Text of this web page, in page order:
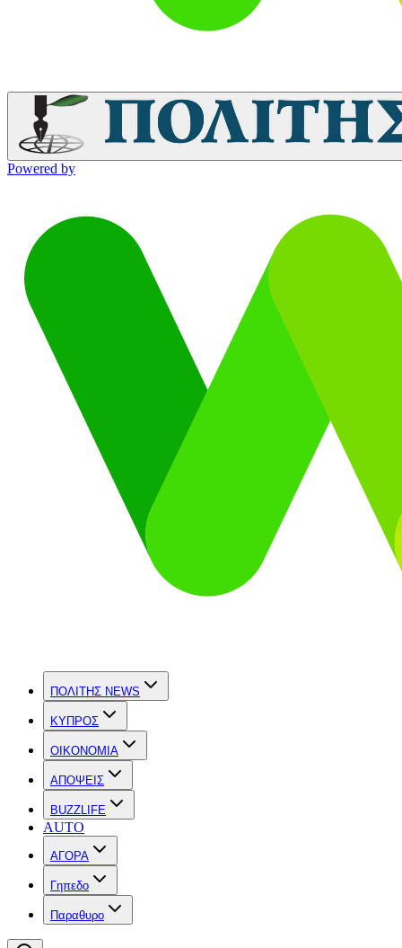
Powered by
ΠΟΛΙΤΗΣ NEWS
ΚΥΠΡΟΣ
OIKONOMIA
ΑΠΟΨΕΙΣ
BUZZLIFE
AUTO
ΑΓΟΡΑ
Γηπεδο
Παραθυρο